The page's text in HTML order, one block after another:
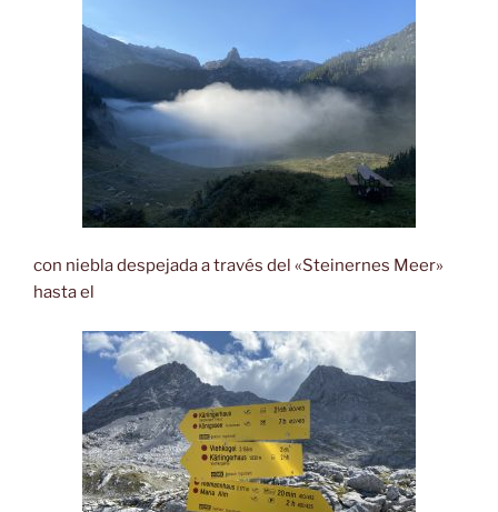
con niebla despejada a través del «Steinernes Meer»
hasta el